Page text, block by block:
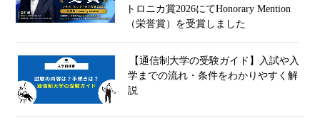
トロニカ賞2026にてHonorary Mention
（栄誉賞）を受賞しました
【通信制大学の受験ガイド】入試や入
学までの流れ・条件をわかりやすく解
説